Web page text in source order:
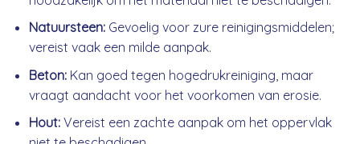
Natuursteen:Gevoelig voor zure reinigingsmiddelen;
vereist vaak een milde aanpak.
Beton:Kan goed tegen hogedrukreiniging, maar
vraagt aandacht voor het voorkomen van erosie.
Hout:Vereist een zachte aanpak om het oppervlak